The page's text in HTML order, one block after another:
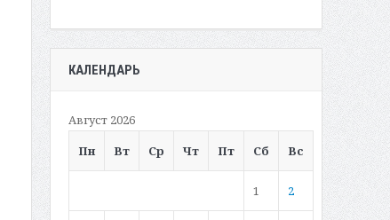
КАЛЕНДАРЬ
Август 2026
Пн
Вт Ср Чт Пт Сб Вс
1 2